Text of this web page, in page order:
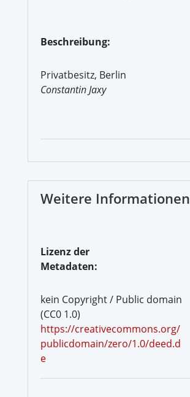
Beschreibung:
Privatbesitz, Berlin
Constantin Jaxy
Weitere Informationen
Lizenz der
Metadaten:
kein Copyright / Public domain
(CC0 1.0)
https://creativecommons.org/
publicdomain/zero/1.0/deed.d
e